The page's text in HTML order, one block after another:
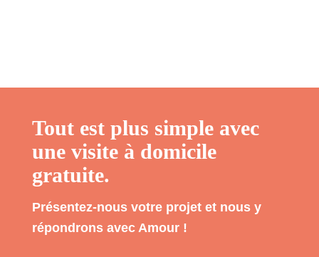
Tout est plus simple avec
une visite à domicile
gratuite.
Présentez-nous votre projet et nous y
répondrons avec Amour !